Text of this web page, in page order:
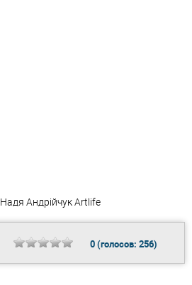
Надя АндрійчукArtlife
0(голосов: 256)